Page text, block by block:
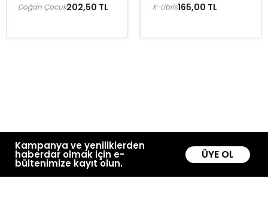
202,50 TL
Doğan Çocuk 165,00 TL
X-Libris
Kampanya ve yeniliklerden
haberdar olmak için e-
bültenimize kayıt olun.
ÜYE OL